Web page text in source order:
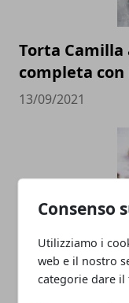
Consenso
Utilizziamo i
web e il nostro
categorie dare il
Torta
completa
13/09/2021
I migliori
cucina